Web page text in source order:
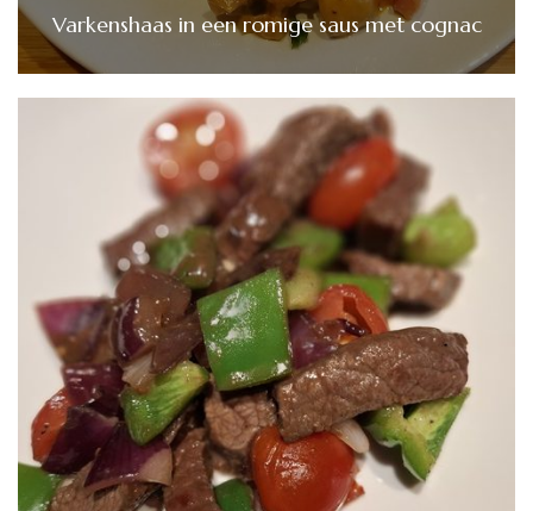
Varkenshaas in een romige saus met cognac